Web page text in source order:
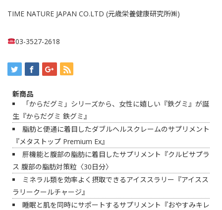
TIME NATURE JAPAN CO.LTD (元歳栄養健康研究所㈱)
03-3527-2618
新商品
「からだグミ」シリーズから、女性に嬉しい『鉄グミ』が誕
生『からだグミ 鉄グミ』
脂肪と便通に着目したダブルヘルスクレームのサプリメント
『メタストップ Premium Ex』
肝機能と腹部の脂肪に着目したサプリメント『クルビサプラ
ス 腹部の脂肪対策粒〈30日分〉
ミネラル類を効率よく摂取できるアイススラリー『アイスス
ラリークールチャージ』
睡眠と肌を同時にサポートするサプリメント『おやすみキレ